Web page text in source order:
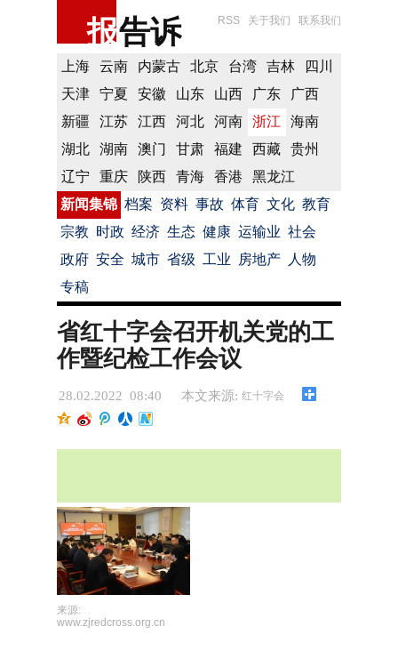
报告诉 RSS 关于我们 联系我们
上海 云南 内蒙古 北京 台湾 吉林
四川
天津
宁夏 安徽 山东 山西 广东
广西
新疆
江苏 江西 河北 河南 浙江
海南
湖北
湖南 澳门 甘肃 福建 西藏
贵州
辽宁
重庆 陕西 青海 香港
黑龙江
新闻集锦 档案 资料 事故 体育 文化 教育
宗教 时政 经济 生态 健康 运输业 社会
政府 安全 城市 省级 工业 房地产
人物
专稿
省红十字会召开机关党的工
作暨纪检工作会议
28.02.2022 08:40 本文来源: 红十字会
来源:
www.zjredcross.org.cn